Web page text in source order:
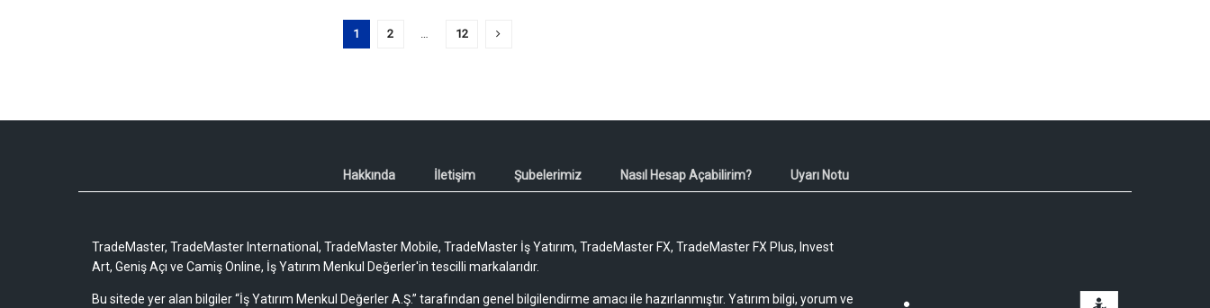
1 2 12
Hakkında İletişim Şubelerimiz Nasıl Hesap Açabilirim? Uyarı Notu
TradeMaster, TradeMaster International, TradeMaster Mobile, TradeMaster İş Yatırım, TradeMaster FX, TradeMaster FX Plus, Invest
Art, Geniş Açı ve Camiş Online, İş Yatırım Menkul Değerler'in tescilli markalarıdır.
Bu sitede yer alan bilgiler “İş Yatırım Menkul Değerler A.Ş.” tarafından genel bilgilendirme amacı ile hazırlanmıştır. Yatırım bilgi, yorum ve